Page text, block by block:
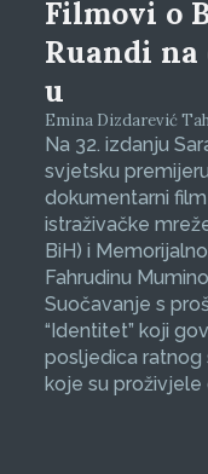
Filmovi o
Ruandi na
u
Emina Dizdarević
Na 32. izdanju
svjetsku
dokumentarni film
istraživačke
BiH) i
Fahrudinu
Suočavanje s
“Identitet” koji
posljedica ratnog
koje su proživjele